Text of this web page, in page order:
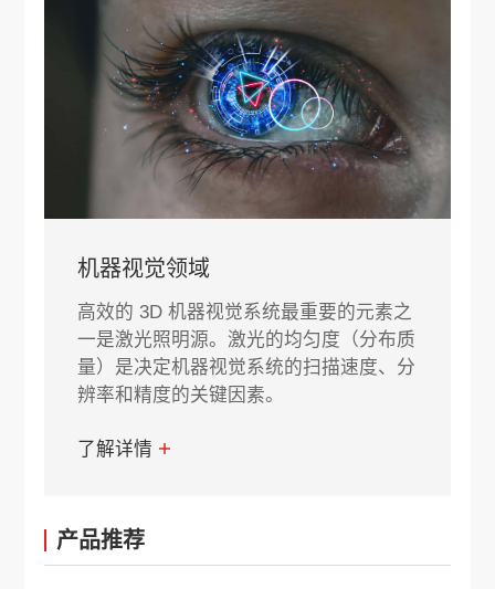
机器视觉领域
高效的 3D 机器视觉系统最重要的元素之
一是激光照明源。激光的均匀度（分布质
量）是决定机器视觉系统的扫描速度、分
辨率和精度的关键因素。
了解详情
产品推荐